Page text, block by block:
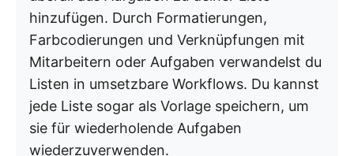
hinzufügen. Durch Formatierungen,
Farbcodierungen und Verknüpfungen mit
Mitarbeitern oder Aufgaben verwandelst du
Listen in umsetzbare Workflows. Du kannst
jede Liste sogar als Vorlage speichern, um
sie für wiederholende Aufgaben
wiederzuverwenden.